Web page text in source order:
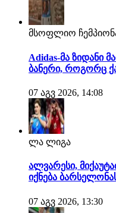
მსოფლიო
Adidas-მა ზიდანი
ბანერი, როგორც
07 აგვ 2026, 14:08
ლა ლიგა
ალვარესი,
იქნება
07 აგვ 2026, 13:30